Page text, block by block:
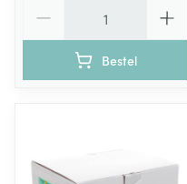
Bestel